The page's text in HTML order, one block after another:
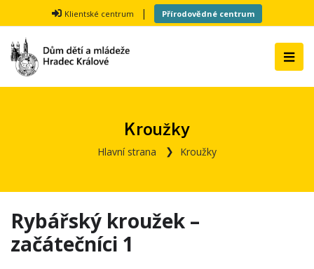
Klientské centrum | Přírodovědné centrum
Kroužky
Hlavní strana Kroužky
Rybářský kroužek –
začátečníci 1